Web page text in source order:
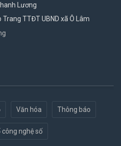
Lương
TTĐT UBND xã Ô Lâm
Văn hóa Thông báo
công nghệ số